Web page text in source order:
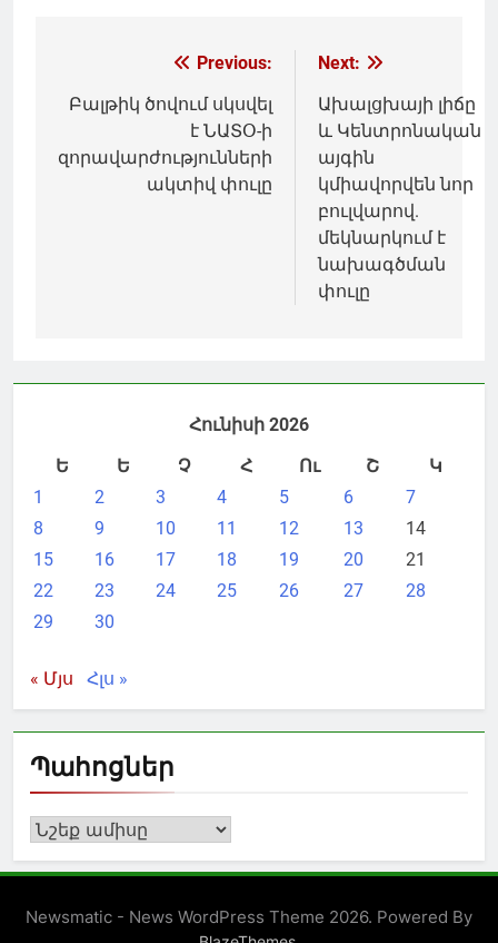
Գրառումների
նավարկումը
Previous:
Բալթիկ ծովում սկսվել
է ՆԱՏՕ-ի
զորավարժությունների
ակտիվ փուլը
Next:
Ախալցխայի լիճը
և Կենտրոնական
այգին
կմիավորվեն նոր
բուլվարով.
մեկնարկում է
նախագծման
փուլը
Հունիսի 2026
Ե
Ե Չ Հ Ու Շ
Կ
1
2 3 4 5 6
7
8
9 10 11 12 13
14
15
16 17 18 19 20
21
22
23 24 25 26 27
28
29
30
« Մյս Հլս »
Պահոցներ
Պահոցներ
Newsmatic - News WordPress Theme 2026. Powered By